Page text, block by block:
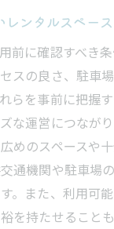
レンタルスペー
前に確認すべき
スの良さ、駐車
らを事前に把握
な運営につながり
めのスペースや
通機関や駐車場
。また、利用可能
を持たせること